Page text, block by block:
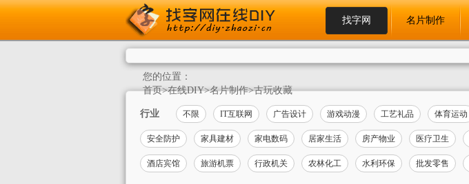
找字网 名片制作
您的位置：
首页>在线DIY>名片制作>古玩收藏
行业 不限 IT互联网 广告设计 游戏动漫 工艺礼品 体育运动
安全防护 家具建材 家电数码 居家生活 房产物业 医疗卫生
酒店宾馆 旅游机票 行政机关 农林化工 水利环保 批发零售